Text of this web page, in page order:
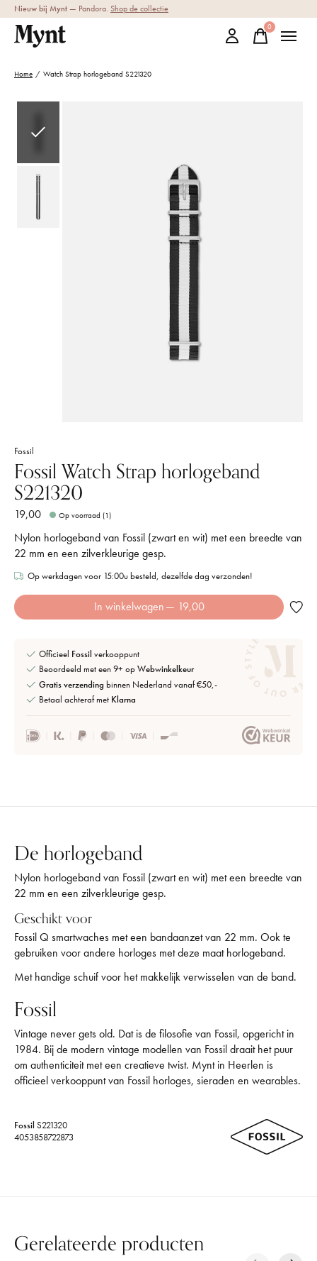
Nieuw bij Mynt — Pandora. Shop de collectie
0items
Home / Watch Strap horlogeband S221320
Fossil
Fossil Watch Strap horlogeband
S221320
19,00 Op voorraad (1)
Nylon horlogeband van Fossil (zwart en wit) met een breedte van
22 mm en een zilverkleurige gesp.
Op werkdagen voor 15:00u besteld, dezelfde dag verzonden!
In winkelwagen — 19,00
Officieel Fossil verkooppunt
Beoordeeld met een 9+ opWebwinkelkeur
Gratis verzending binnen Nederland vanaf €50,-
Betaal achteraf met Klarna
De horlogeband
Nylon horlogeband van Fossil (zwart en wit) met een breedte van
22 mm en een zilverkleurige gesp.
Geschikt voor
Fossil Q smartwaches met een bandaanzet van 22 mm. Ook te
gebruiken voor andere horloges met deze maat horlogeband.
Met handige schuif voor het makkelijk verwisselen van de band.
Fossil
Vintage never gets old. Dat is de filosofie van Fossil, opgericht in
1984. Bij de modern vintage modellen van Fossil draait het puur
om authenticiteit met een creatieve twist. Mynt in Heerlen is
officieel verkooppunt van Fossil horloges, sieraden en wearables.
Fossil S221320
4053858722873
Gerelateerde producten